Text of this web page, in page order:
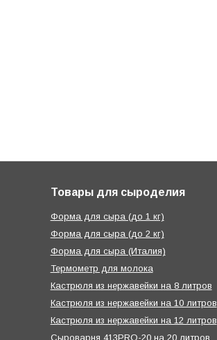
Товары для сыроделия
Форма для сыра (до 1 кг)
Форма для сыра (до 2 кг)
Форма для сыра (Италия)
Термометр для молока
Кастрюля из нержавейки на 8 литров
Кастрюля из нержавейки на 10 литров
Кастрюля из нержавейки на 12 литров
Сыроварня 413PRO-20 на 20 литров